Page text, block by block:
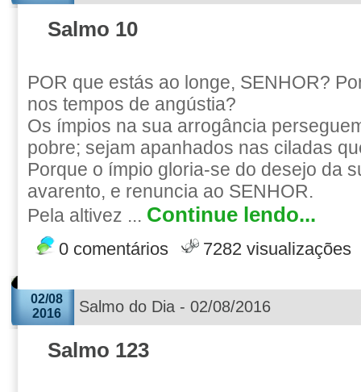
Salmo 10
POR que estás ao longe, SENHOR?
nos tempos de angústia?
Os ímpios na sua arrogância
pobre; sejam apanhados nas ciladas
Porque o ímpio gloria-se do desejo da
avarento, e renuncia ao SENHOR.
Pela altivez ... Continue lendo...
0 comentários 7282 visualizações
02/08
2016
Salmo do Dia - 02/08/2016
Salmo 123